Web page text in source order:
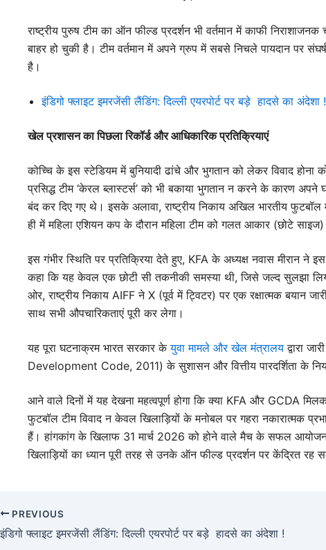
राष्ट्रीय पुरुष टीम का ऑन फील्ड प्रदर्शन भी वर्तमान में काफी
बाहर हो चुकी है। टीम वर्तमान में अपने ग्रुप में सबसे निचले पायदान पर
है।
इंडिगो फ्लाइट इमरजेंसी लैंडिंग: दिल्ली एयरपोर्ट पर बड़े हादसे का अंदेशा !
खेल प्रशासन का पिछला रिकॉर्ड और आधिकारिक प्रतिक्रियाएं
कोच्चि के इस स्टेडियम में बुनियादी ढांचे और भुगतान को लेकर विवाद
प्रसिद्ध टीम ‘केरल ब्लास्टर्स’ को भी बकाया भुगतान न करने के कारण
बंद कर दिए गए थे। इसके अलावा, राष्ट्रीय निकाय अखिल भारतीय
ही में महिला एशियन कप के दौरान महिला टीम को गलत आकार (छोटे
इस गंभीर स्थिति पर प्रतिक्रिया देते हुए, KFA के अध्यक्ष नवास मीरान
कहा कि यह केवल एक छोटी सी तकनीकी समस्या थी, जिसे जल्द सुलझा
ओर, राष्ट्रीय निकाय AIFF ने X (पूर्व में ट्विटर) पर एक रक्षात्मक बयान
साथ सभी औपचारिकताएं पूरी कर लेगा।
यह पूरा घटनाक्रम भारत सरकार केयुवा मामले और खेल मंत्रालय द्वारा
Development Code, 2011) के सुशासन और वित्तीय पारदर्शिता के
आने वाले दिनों में यह देखना महत्वपूर्ण होगा कि क्या KFA और GCDA
फुटबॉल टीम विवाद न केवल खिलाड़ियों के मनोबल पर गहरा नकारात्मक
हैं। हांगकांग के खिलाफ 31 मार्च 2026 को होने वाले मैच के सफल आयोजन
खिलाड़ियों का ध्यान पूरी तरह से उनके ऑन फील्ड प्रदर्शन पर केंद्रित रह
PREVIOUS
इंडिगो फ्लाइट इमरजेंसी लैंडिंग: दिल्ली एयरपोर्ट पर बड़े हादसे का अंदेशा !